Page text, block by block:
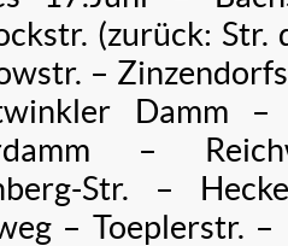
(zurück: Str.
–
Damm –
–
Str. –
– Toeplerstr.